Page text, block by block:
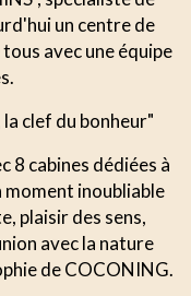
un centre de
avec une équipe
clef du bonheur"
8 cabines dédiées à
moment inoubliable
plaisir des sens,
avec la nature
de COCONING.